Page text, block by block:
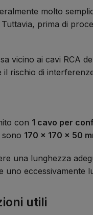
molto
prima di
vicino ai cavi RCA
rischio di
con 1 cavo per
170 x 170 x 50
una lunghezza
eccessivamente
utili